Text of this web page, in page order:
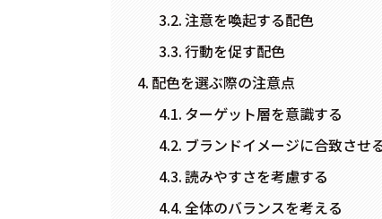
注意を喚起する配色
行動を促す配色
配色を選ぶ際の注意点
ターゲット層を意識する
ブランドイメージに合致させ
読みやすさを考慮する
全体のバランスを考える